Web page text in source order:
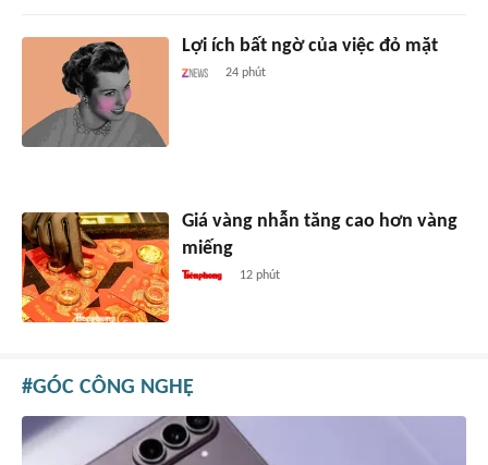
Lợi ích bất ngờ của việc đỏ mặt
24 phút
Giá vàng nhẫn tăng cao hơn vàng
miếng
12 phút
GÓC CÔNG NGHỆ